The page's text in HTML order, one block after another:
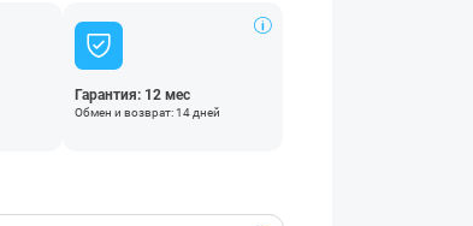
Гарантия: 12 мес
Обмен и возврат: 14 дней